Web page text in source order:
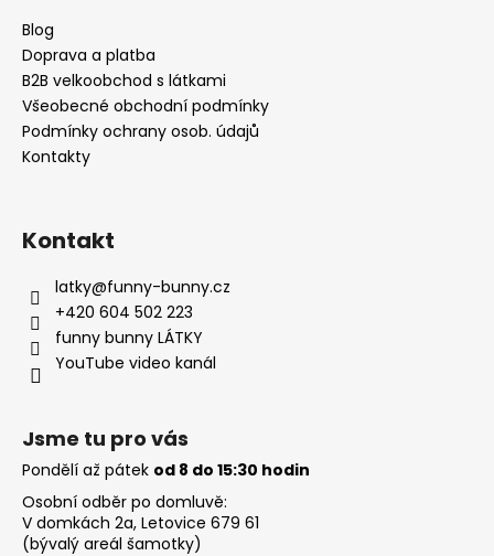
Blog
Doprava a platba
B2B velkoobchod s látkami
Všeobecné obchodní podmínky
Podmínky ochrany osob. údajů
Kontakty
Kontakt
latky@funny-bunny.cz
+420 604 502 223
funny bunny LÁTKY
YouTube video kanál
Jsme tu pro vás
Pondělí až pátek od 8 do 15:30 hodin
Osobní odběr po domluvě:
V domkách 2a, Letovice 679 61
(bývalý areál šamotky)